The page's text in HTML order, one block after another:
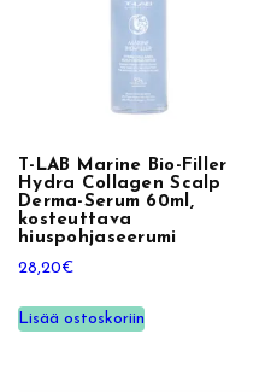
ä
a
n
a
v
a
T-LAB Marine Bio-Filler
Hydra Collagen Scalp
Derma-Serum 60ml,
kosteuttava
hiuspohjaseerumi
28,20€
Lisää ostoskoriin